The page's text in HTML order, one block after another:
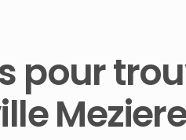
pour